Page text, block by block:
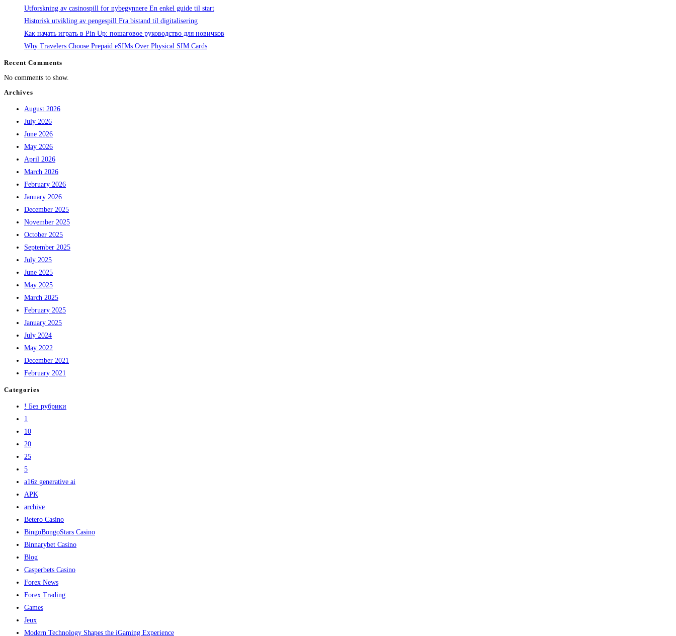
Utforskning av casinospill for nybegynnere En enkel guide til start
Historisk utvikling av pengespill Fra bistand til digitalisering
Как начать играть в Pin Up: пошаговое руководство для новичков
Why Travelers Choose Prepaid eSIMs Over Physical SIM Cards
Recent Comments
No comments to show.
Archives
August 2026
July 2026
June 2026
May 2026
April 2026
March 2026
February 2026
January 2026
December 2025
November 2025
October 2025
September 2025
July 2025
June 2025
May 2025
March 2025
February 2025
January 2025
July 2024
May 2022
December 2021
February 2021
Categories
! Без рубрики
1
10
20
25
5
a16z generative ai
APK
archive
Betero Casino
BingoBongoStars Casino
Binnarybet Casino
Blog
Casperbets Casino
Forex News
Forex Trading
Games
Jeux
Modern Technology Shapes the iGaming Experience